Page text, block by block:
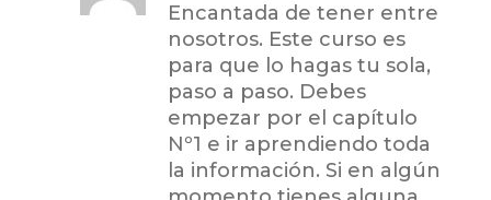
Encantada de tener entre
nosotros. Este curso es
para que lo hagas tu sola,
paso a paso. Debes
empezar por el capítulo
Nº1 e ir aprendiendo toda
la información. Si en algún